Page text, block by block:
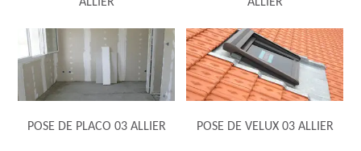
POSE DE PLACO 03 ALLIER POSE DE VELUX 03 ALLIER